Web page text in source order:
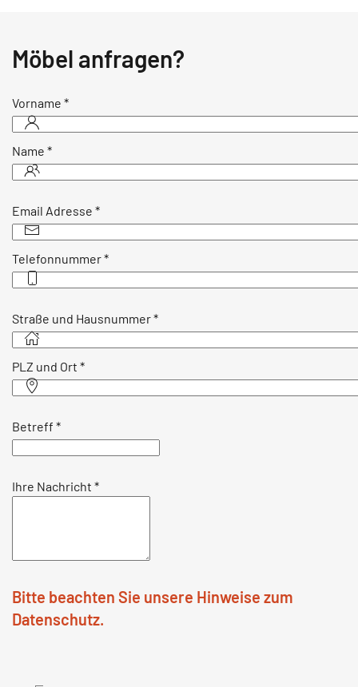
Möbel anfragen?
Vorname *
Name *
Email Adresse *
Telefonnummer*
Straße und Hausnummer*
PLZ und Ort *
Betreff *
Ihre Nachricht *
Bitte beachten Sie unsere Hinweise zum
Datenschutz.